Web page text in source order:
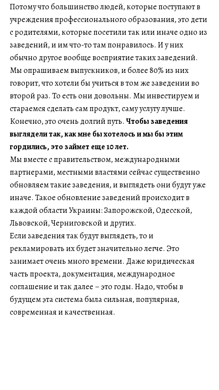
Потому что большинство людей, которые поступают в
учреждения профессионального образования, это дети
с родителями, которые посетили так или иначе одно из
заведений, и им что-то там понравилось. И у них
обычно другое вообще восприятие таких заведений.
Мы опрашиваем выпускников, и более 80% из них
говорит, что хотели бы учиться в том же заведении во
второй раз. То есть они довольны. Мы инвестируем и
стараемся сделать сам продукт, саму услугу лучше.
Конечно, это очень долгий путь. Чтобы заведения
выглядели так, как мне бы хотелось и мы бы этим
гордились, это займет еще 10 лет.
Мы вместе с правительством, международными
партнерами, местными властями сейчас существенно
обновляем такие заведения, и выглядеть они будут уже
иначе. Такое обновление заведений происходит в
каждой области Украины: Запорожской, Одесской,
Львовской, Черниговской и других.
Если заведения так будут выглядеть, то и
рекламировать их будет значительно легче. Это
занимает очень много времени. Даже юридическая
часть проекта, документация, международное
соглашение и так далее – это годы. Надо, чтобы в
будущем эта система была сильная, популярная,
современная и качественная.